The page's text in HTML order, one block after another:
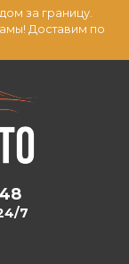
за границу.
Доставим по
7